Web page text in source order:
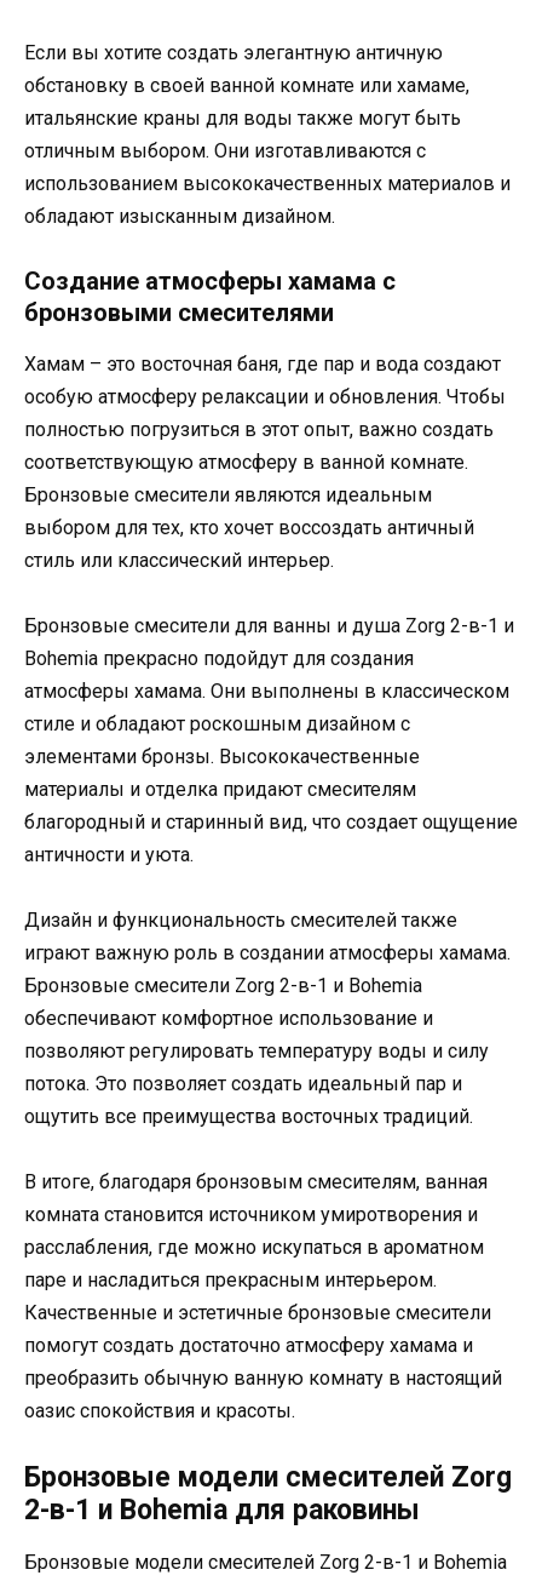
Если вы хотите создать элегантную античную
обстановку в своей ванной комнате или хамаме,
итальянские краны для воды также могут быть
отличным выбором. Они изготавливаются с
использованием высококачественных материалов и
обладают изысканным дизайном.
Создание атмосферы хамама с
бронзовыми смесителями
Хамам – это восточная баня, где пар и вода создают
особую атмосферу релаксации и обновления. Чтобы
полностью погрузиться в этот опыт, важно создать
соответствующую атмосферу в ванной комнате.
Бронзовые смесители являются идеальным
выбором для тех, кто хочет воссоздать античный
стиль или классический интерьер.
Бронзовые смесители для ванны и душа Zorg 2-в-1 и
Bohemia прекрасно подойдут для создания
атмосферы хамама. Они выполнены в классическом
стиле и обладают роскошным дизайном с
элементами бронзы. Высококачественные
материалы и отделка придают смесителям
благородный и старинный вид, что создает ощущение
античности и уюта.
Дизайн и функциональность смесителей также
играют важную роль в создании атмосферы хамама.
Бронзовые смесители Zorg 2-в-1 и Bohemia
обеспечивают комфортное использование и
позволяют регулировать температуру воды и силу
потока. Это позволяет создать идеальный пар и
ощутить все преимущества восточных традиций.
В итоге, благодаря бронзовым смесителям, ванная
комната становится источником умиротворения и
расслабления, где можно искупаться в ароматном
паре и насладиться прекрасным интерьером.
Качественные и эстетичные бронзовые смесители
помогут создать достаточно атмосферу хамама и
преобразить обычную ванную комнату в настоящий
оазис спокойствия и красоты.
Бронзовые модели смесителей Zorg
2-в-1 и Bohemia для раковины
Бронзовые модели смесителей Zorg 2-в-1 и Bohemia